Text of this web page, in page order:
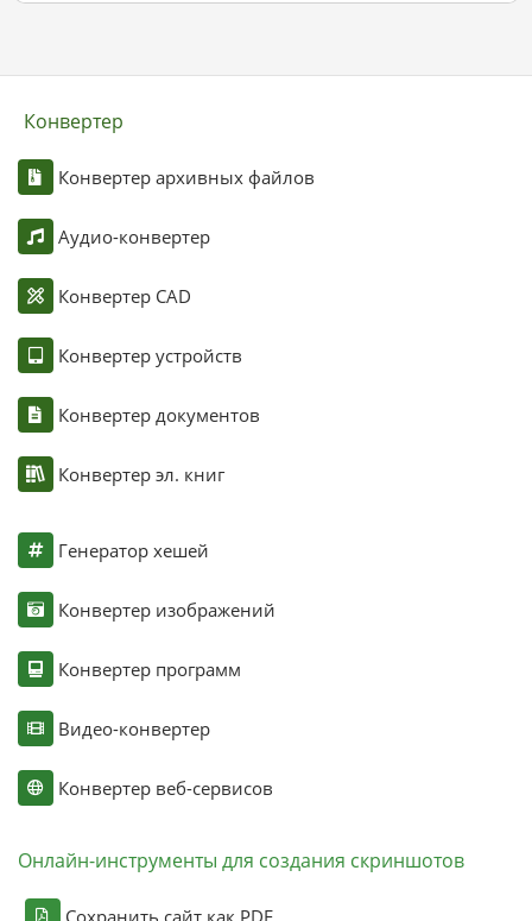
Конвертер
Конвертер архивных файлов
Аудио-конвертер
Конвертер CAD
Конвертер устройств
Конвертер документов
Конвертер эл. книг
Генератор хешей
Конвертер изображений
Конвертер программ
Видео-конвертер
Конвертер веб-сервисов
Онлайн-инструменты для создания скриншотов
Сохранить сайт как PDF